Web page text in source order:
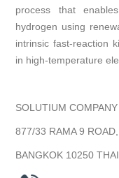
process that
hydrogen using
intrinsic fast-reaction
in high-temperature
SOLUTIUM
877/33 RAMA 9
BANGKOK 10250